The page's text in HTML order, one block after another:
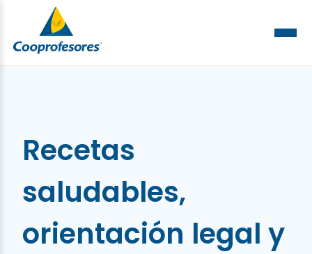
Recetas
saludables,
orientación legal y